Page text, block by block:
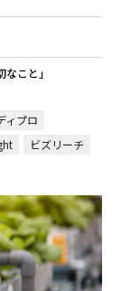
こと」
ィプロ
ビズリーチ